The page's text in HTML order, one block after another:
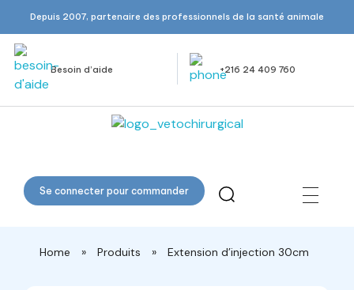
Depuis 2007, partenaire des professionnels de la santé animale
Besoin d’aide +216 24 409 760
Veto Chirurgical
Se connecter pour commander
Home » Produits » Extension d’injection 30cm